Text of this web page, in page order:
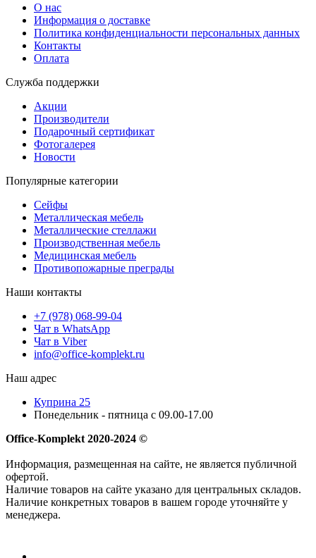
О нас
Информация о доставке
Политика конфиденциальности персональных данных
Контакты
Оплата
Служба поддержки
Акции
Производители
Подарочный сертификат
Фотогалерея
Новости
Популярные категории
Сейфы
Металлическая мебель
Металлические стеллажи
Производственная мебель
Медицинская мебель
Противопожарные преграды
Наши контакты
+7 (978) 068-99-04
Чат в WhatsApp
Чат в Viber
info@office-komplekt.ru
Наш адрес
Куприна 25
Понедельник - пятница с 09.00-17.00
Office-Komplekt 2020-2024 ©
Информация, размещенная на сайте, не является публичной
офертой.
Наличие товаров на сайте указано для центральных складов.
Наличие конкретных товаров в вашем городе уточняйте у
менеджера.